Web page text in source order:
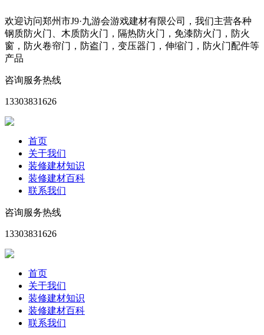
欢迎访问郑州市J9·九游会游戏建材有限公司，我们主营各种
钢质防火门、木质防火门，隔热防火门，免漆防火门，防火
窗，防火卷帘门，防盗门，变压器门，伸缩门，防火门配件等
产品
咨询服务热线
13303831626
首页
关于我们
装修建材知识
装修建材百科
联系我们
咨询服务热线
13303831626
首页
关于我们
装修建材知识
装修建材百科
联系我们